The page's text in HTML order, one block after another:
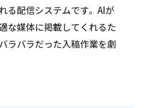
る配信システムです。AIが
な媒体に掲載してくれるた
ラバラだった入稿作業を劇